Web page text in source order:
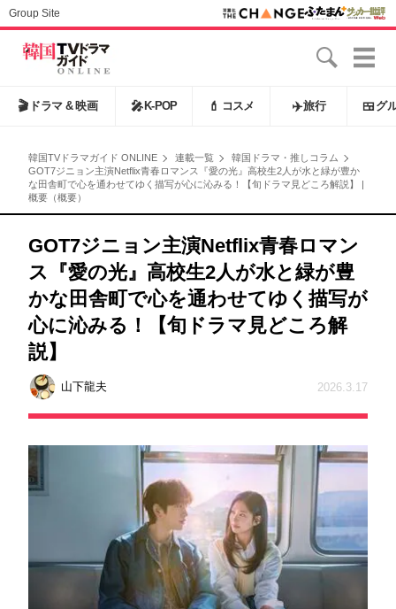
Group Site
🎬 ドラマ & 映画 🎤 K-POP 💄 コスメ ✈️旅行 🍱 グ
韓国TVドラマガイド ONLINE 連載一覧
韓国ドラマ・推しコラム
GOT7ジニョン主演Netflix青春ロマンス『愛の光』高校生2人が水と緑が豊か
な田舎町で心を通わせてゆく描写が心に沁みる！【旬ドラマ見どころ解説】 |
概要（概要）
GOT7ジニョン主演Netflix青春ロマン
ス『愛の光』高校生2人が水と緑が豊
かな田舎町で心を通わせてゆく描写が
心に沁みる！【旬ドラマ見どころ解
説】
山下龍夫 2026.3.17